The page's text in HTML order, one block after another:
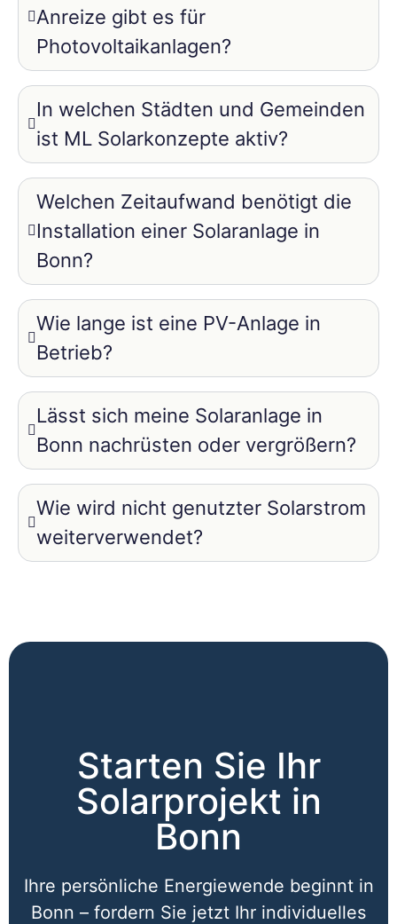
Anreize gibt es für
Photovoltaikanlagen?
In welchen Städten und Gemeinden
ist ML Solarkonzepte aktiv?
Welchen Zeitaufwand benötigt die
Installation einer Solaranlage in
Bonn?
Wie lange ist eine PV-Anlage in
Betrieb?
Lässt sich meine Solaranlage in
Bonn nachrüsten oder vergrößern?
Wie wird nicht genutzter Solarstrom
weiterverwendet?
Starten Sie Ihr
Solarprojekt in
Bonn​
Ihre persönliche Energiewende beginnt in
Bonn – fordern Sie jetzt Ihr individuelles